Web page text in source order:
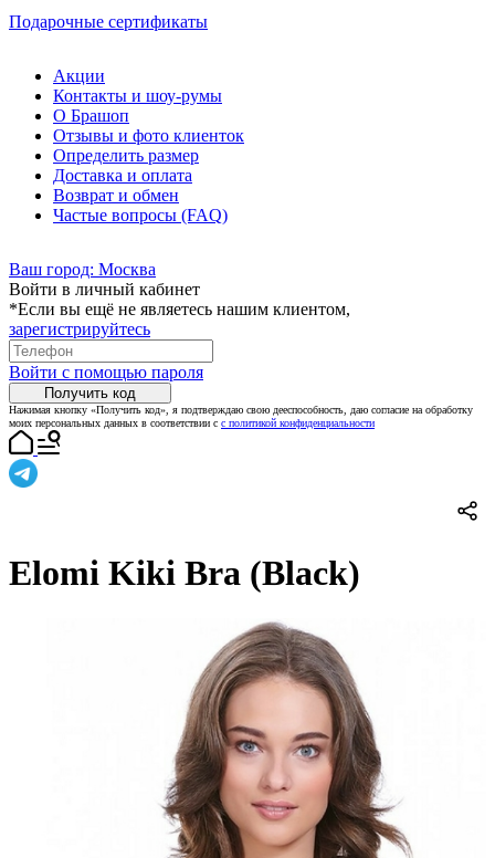
Подарочные сертификаты
Акции
Контакты и шоу-румы
О Брашоп
Отзывы и фото клиенток
Определить размер
Доставка и оплата
Возврат и обмен
Частые вопросы (FAQ)
Ваш город: Москва
Войти в личный кабинет
*Если вы ещё не являетесь нашим клиентом,
зарегистрируйтесь
Войти с помощью пароля
Получить код
Нажимая кнопку «Получить код», я подтверждаю свою дееспособность, даю согласие на обработку
моих персональных данных в соответствии с с политикой конфиденциальности
Elomi Kiki Bra (Black)